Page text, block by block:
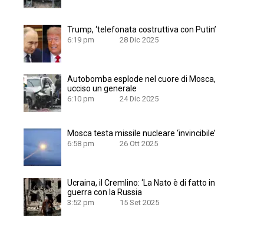
Trump, ‘telefonata costruttiva con Putin’
6:19 pm 28 Dic 2025
Autobomba esplode nel cuore di Mosca,
ucciso un generale
6:10 pm 24 Dic 2025
Mosca testa missile nucleare ‘invincibile’
6:58 pm 26 Ott 2025
Ucraina, il Cremlino: ‘La Nato è di fatto in
guerra con la Russia
3:52 pm 15 Set 2025